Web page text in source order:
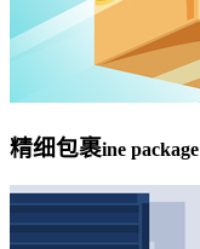
精细包裹ine package